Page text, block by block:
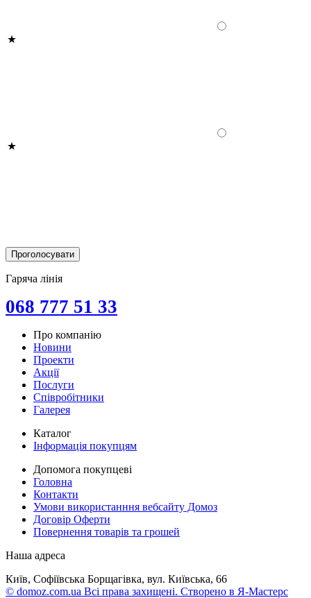
Гаряча лінія
068 777 51 33
Про компанію
Новини
Проекти
Акції
Послуги
Співробітники
Галерея
Каталог
Інформація покупцям
Допомога покупцеві
Головна
Контакти
Умови використанння вебсайту Домоз
Договір Оферти
Повернення товарів та грошей
Наша адреса
Київ, Софіївська Борщагівка, вул. Київська, 66
© domoz.com.ua Всі права захищені. Створено в Я-Мастерс